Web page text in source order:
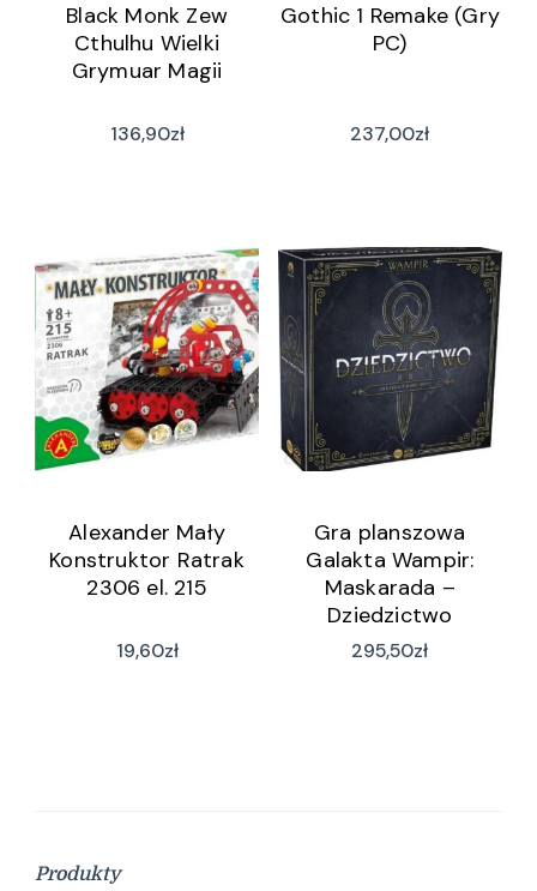
Black Monk Zew
Cthulhu Wielki
Grymuar Magii
136,90zł
Gothic 1 Remake (Gry
PC)
237,00zł
Alexander Mały
Konstruktor Ratrak
2306 el. 215
19,60zł
Gra planszowa
Galakta Wampir:
Maskarada –
Dziedzictwo
295,50zł
Produkty